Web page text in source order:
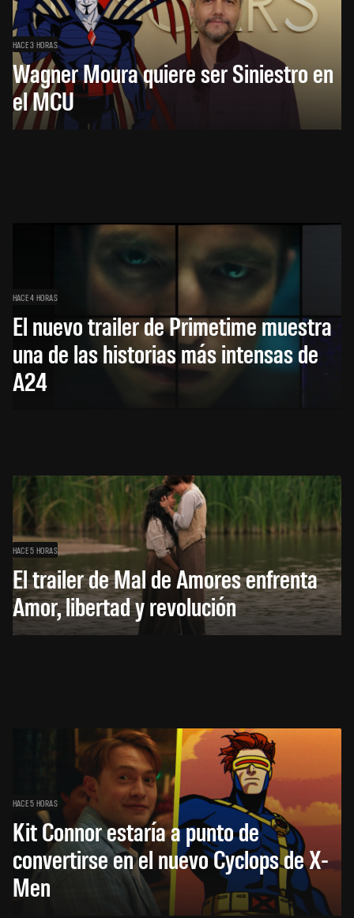
HACE 3 HORAS
Wagner Moura quiere ser Siniestro en
el MCU
HACE 4 HORAS
El nuevo trailer de Primetime muestra
una de las historias más intensas de
A24
HACE 5 HORAS
El trailer de Mal de Amores enfrenta
Amor, libertad y revolución
HACE 5 HORAS
Kit Connor estaría a punto de
convertirse en el nuevo Cyclops de X-
Men